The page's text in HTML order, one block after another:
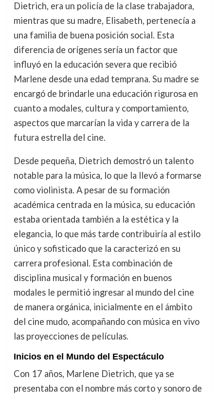
Dietrich, era un policía de la clase trabajadora,
mientras que su madre, Elisabeth, pertenecía a
una familia de buena posición social. Esta
diferencia de orígenes sería un factor que
influyó en la educación severa que recibió
Marlene desde una edad temprana. Su madre se
encargó de brindarle una educación rigurosa en
cuanto a modales, cultura y comportamiento,
aspectos que marcarían la vida y carrera de la
futura estrella del cine.
Desde pequeña, Dietrich demostró un talento
notable para la música, lo que la llevó a formarse
como violinista. A pesar de su formación
académica centrada en la música, su educación
estaba orientada también a la estética y la
elegancia, lo que más tarde contribuiría al estilo
único y sofisticado que la caracterizó en su
carrera profesional. Esta combinación de
disciplina musical y formación en buenos
modales le permitió ingresar al mundo del cine
de manera orgánica, inicialmente en el ámbito
del cine mudo, acompañando con música en vivo
las proyecciones de películas.
Inicios en el Mundo del Espectáculo
Con 17 años, Marlene Dietrich, que ya se
presentaba con el nombre más corto y sonoro de